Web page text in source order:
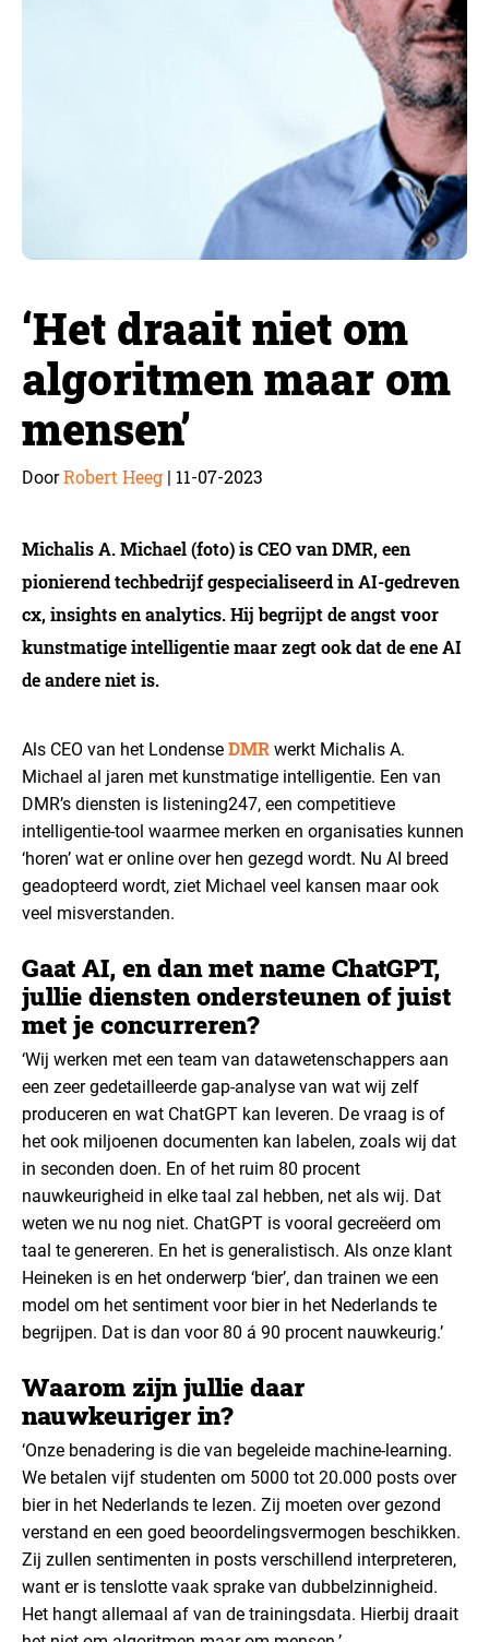
‘Het draait niet om
algoritmen maar om
mensen’
DoorRobert Heeg | 11-07-2023
Michalis A. Michael (foto) is CEO van DMR, een
pionierend techbedrijf gespecialiseerd in AI-gedreven
cx, insights en analytics. Hij begrijpt de angst voor
kunstmatige intelligentie maar zegt ook dat de ene AI
de andere niet is.
Als CEO van het Londense DMR werkt Michalis A.
Michael al jaren met kunstmatige intelligentie. Een van
DMR’s diensten is listening247, een competitieve
intelligentie-tool waarmee merken en organisaties kunnen
‘horen’ wat er online over hen gezegd wordt. Nu AI breed
geadopteerd wordt, ziet Michael veel kansen maar ook
veel misverstanden.
Gaat AI, en dan met name ChatGPT,
jullie diensten ondersteunen of juist
met je concurreren?
‘Wij werken met een team van datawetenschappers aan
een zeer gedetailleerde gap-analyse van wat wij zelf
produceren en wat ChatGPT kan leveren. De vraag is of
het ook miljoenen documenten kan labelen, zoals wij dat
in seconden doen. En of het ruim 80 procent
nauwkeurigheid in elke taal zal hebben, net als wij. Dat
weten we nu nog niet. ChatGPT is vooral gecreëerd om
taal te genereren. En het is generalistisch. Als onze klant
Heineken is en het onderwerp ‘bier’, dan trainen we een
model om het sentiment voor bier in het Nederlands te
begrijpen. Dat is dan voor 80 á 90 procent nauwkeurig.’
Waarom zijn jullie daar
nauwkeuriger in?
‘Onze benadering is die van begeleide machine-learning.
We betalen vijf studenten om 5000 tot 20.000 posts over
bier in het Nederlands te lezen. Zij moeten over gezond
verstand en een goed beoordelingsvermogen beschikken.
Zij zullen sentimenten in posts verschillend interpreteren,
want er is tenslotte vaak sprake van dubbelzinnigheid.
Het hangt allemaal af van de trainingsdata. Hierbij draait